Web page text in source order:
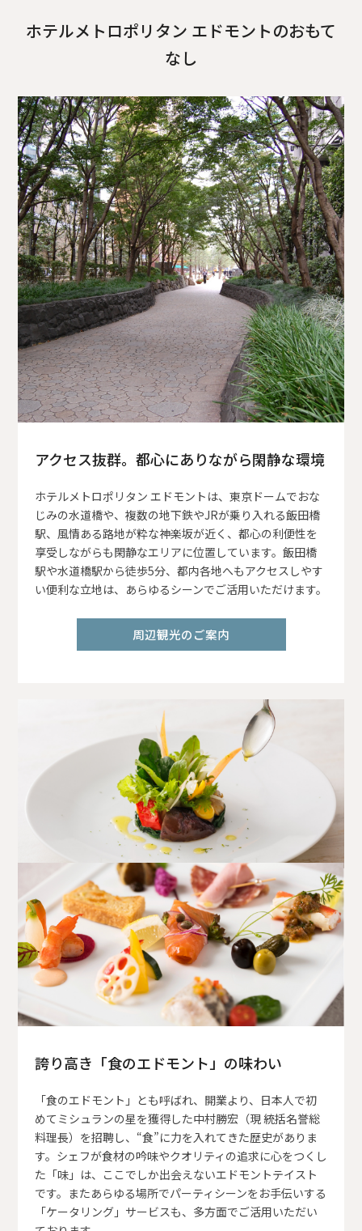
ホテルメトロポリタン エドモントのおもて
なし
アクセス抜群。都心にありながら閑静な環境
ホテルメトロポリタン エドモントは、東京ドームでおな
じみの水道橋や、複数の地下鉄やJRが乗り入れる飯田橋
駅、風情ある路地が粋な神楽坂が近く、都心の利便性を
享受しながらも閑静なエリアに位置しています。飯田橋
駅や水道橋駅から徒歩5分、都内各地へもアクセスしやす
い便利な立地は、あらゆるシーンでご活用いただけます。
周辺観光のご案内
誇り高き「食のエドモント」の味わい
「食のエドモント」とも呼ばれ、開業より、日本人で初
めてミシュランの星を獲得した中村勝宏（現 統括名誉総
料理長）を招聘し、“食”に力を入れてきた歴史がありま
す。シェフが食材の吟味やクオリティの追求に心をつくし
た「味」は、ここでしか出会えないエドモントテイスト
です。またあらゆる場所でパーティシーンをお手伝いする
「ケータリング」サービスも、多方面でご活用いただい